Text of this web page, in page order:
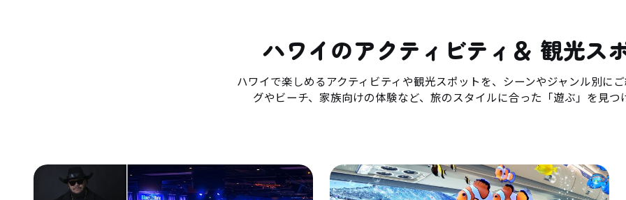
ハワイのアクティビティ＆ 観光ス
ハワイで楽しめるアクティビティや観光スポットを、シーンやジャンル別に
グやビーチ、家族向けの体験など、旅のスタイルに合った「遊ぶ」を見つ